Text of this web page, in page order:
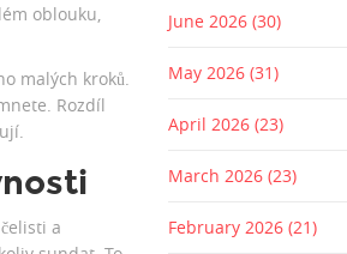
oblouku,
malých kroků.
Rozdíl
a
June 2026 (30)
May 2026 (31)
April 2026 (23)
March 2026 (23)
February 2026 (21)